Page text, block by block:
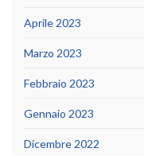
Aprile 2023
Marzo 2023
Febbraio 2023
Gennaio 2023
Dicembre 2022